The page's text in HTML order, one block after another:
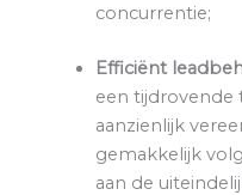
concurrentie;
Efficiënt
een tijdrovende
aanzienlijk
gemakkelijk
aan de